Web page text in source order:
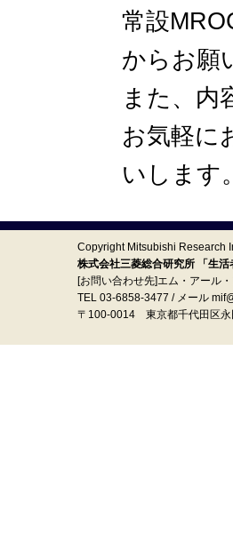
常設
からお願
また、内
お気軽に
いします。
Copyright Mitsubishi Research
株式会社三菱総合研究所 「生
[お問い合わせ先]エム・アール
TEL 03-6858-3477 / メール
〒100‐0014 東京都千代田区永